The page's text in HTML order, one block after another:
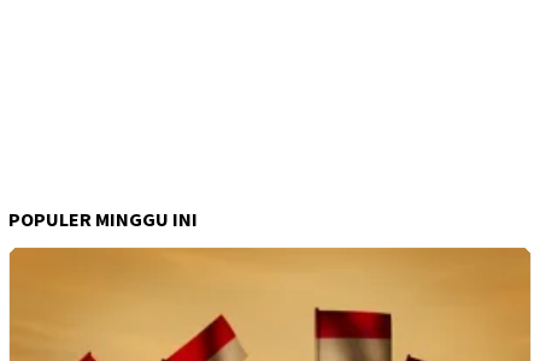
POPULER MINGGU INI